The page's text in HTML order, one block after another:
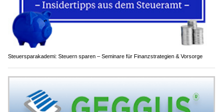
Steuersparakademi: Steuern sparen – Seminare für Finanzstrategien & Vorsorge